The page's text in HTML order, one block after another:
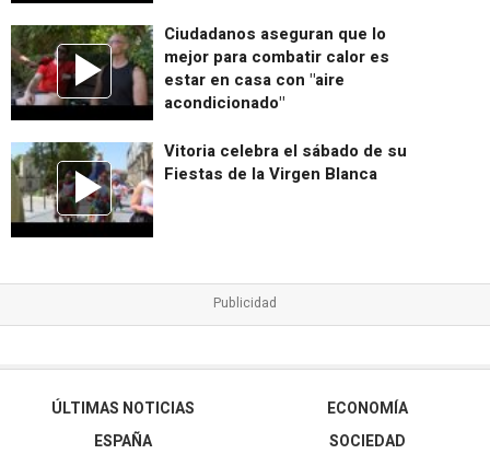
Ciudadanos aseguran que lo
mejor para combatir calor es
estar en casa con "aire
acondicionado"
Vitoria celebra el sábado de su
Fiestas de la Virgen Blanca
ÚLTIMAS NOTICIAS
ESPAÑA
ECONOMÍA
SOCIEDAD